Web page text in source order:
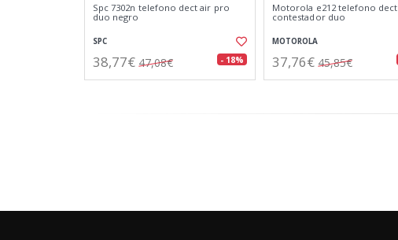
Spc 7302n telefono dect air pro
duo negro
SPC
38,77€ 47,08€ - 18%
Motorola e212 telefono dect
contestador duo
MOTOROLA
37,76€ 45,85€